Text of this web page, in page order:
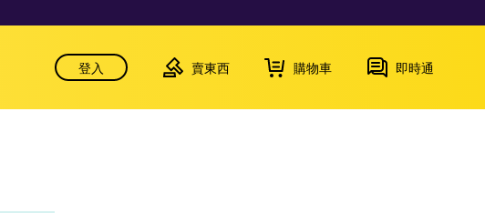
登入 賣東西 購物車 即時通